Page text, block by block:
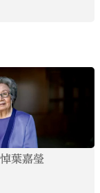
葉嘉瑩